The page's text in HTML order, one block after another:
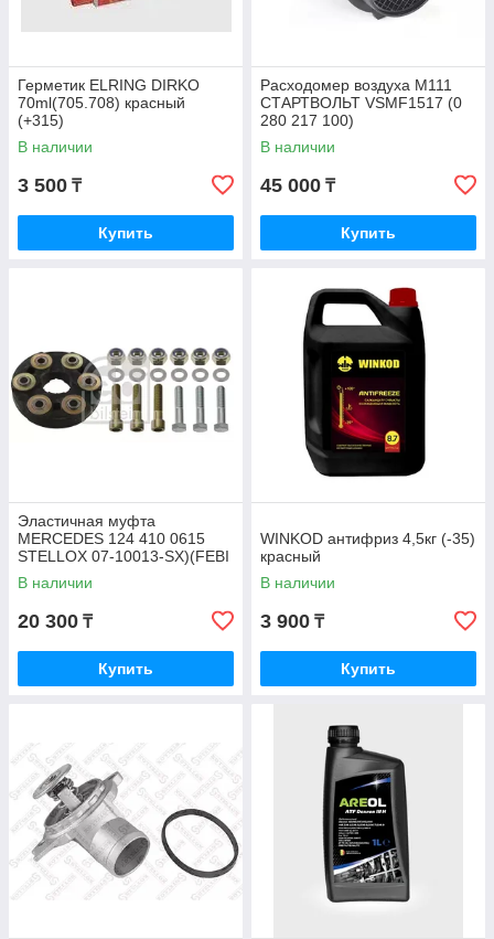
Герметик ELRING DIRKO
70ml(705.708) красный
(+315)
В наличии
3 500 ₸
Купить
Расходомер воздуха M111
СТАРТВОЛЬТ VSMF1517 (0
280 217 100)
В наличии
45 000 ₸
Купить
Эластичная муфта
MERCEDES 124 410 0615
STELLOX 07-10013-SX)(FEBI
1975)
В наличии
20 300 ₸
Купить
WINKOD антифриз 4,5кг (-35)
красный
В наличии
3 900 ₸
Купить